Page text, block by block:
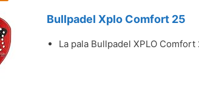
Bullpadel Xplo Comfort 25
La pala Bullpadel XPLO